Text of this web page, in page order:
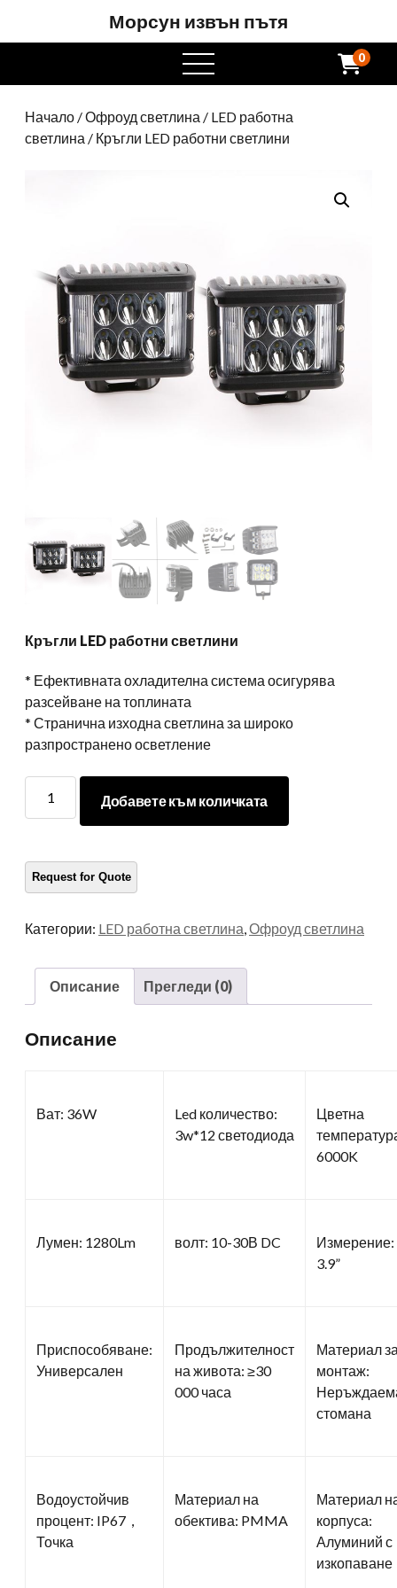
Морсун извън пътя
Отворете
менюто
0
Начало /Офроуд светлина / LED работна
светлина / Кръгли LED работни светлини
Кръгли LED работни светлини
* Ефективната охладителна система осигурява
разсейване на топлината
* Странична изходна светлина за широко
разпространено осветление
LED
количество
Добавете към количката
Категории: LED работна светлина Офроуд светлина
Описание Прегледи (0)
Описание
Ват: 36W
Led количество:
3w*12 светодиода
Цветна
6000K
Лумен: 1280Lm волт: 10-30В DC
Измерение:
3.9”
Приспособяване:
Универсален
Продължителност
на живота: ≥30
000 часа
Материал
монтаж:
стомана
Водоустойчив
процент: IP67，
Точка
Материал на
обектива: PMMA
Материал
корпуса:
Алуминий с
изкопаване